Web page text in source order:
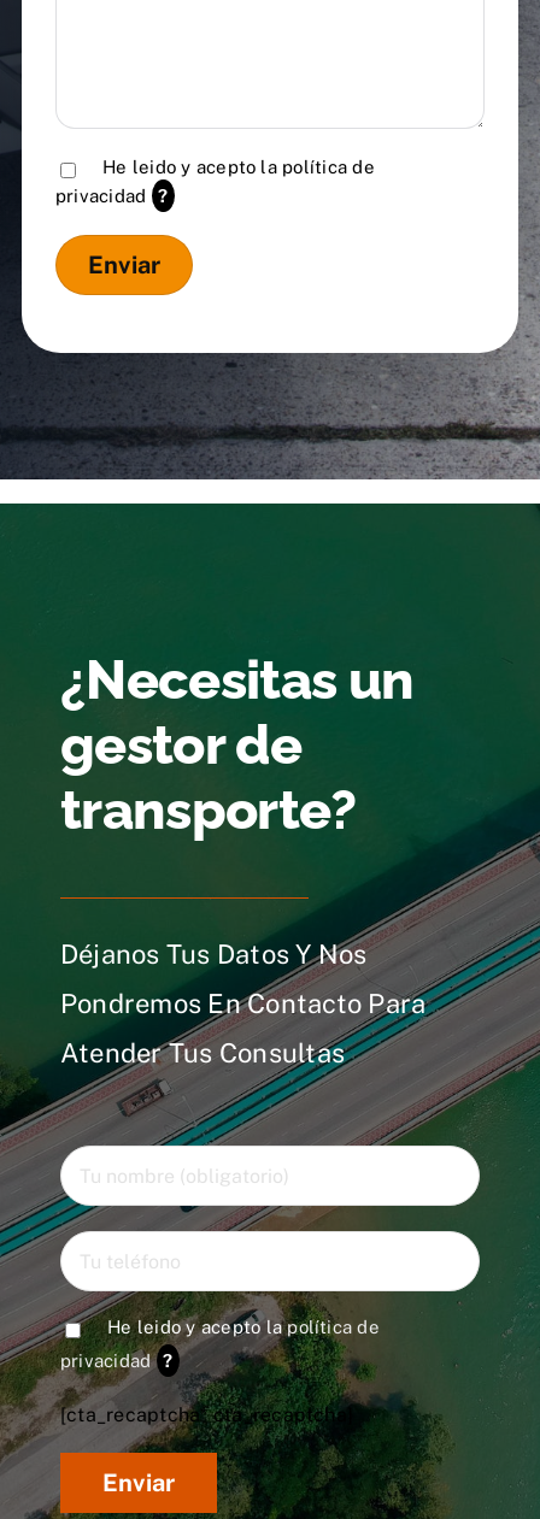
He leido y acepto la política de
privacidad
?
¿Necesitas un
gestor de
transporte?
Déjanos Tus Datos Y Nos
Pondremos En Contacto Para
Atender Tus Consultas
He leido y acepto lapolítica de
privacidad ?
[cta_recaptcha* cta_recaptcha]